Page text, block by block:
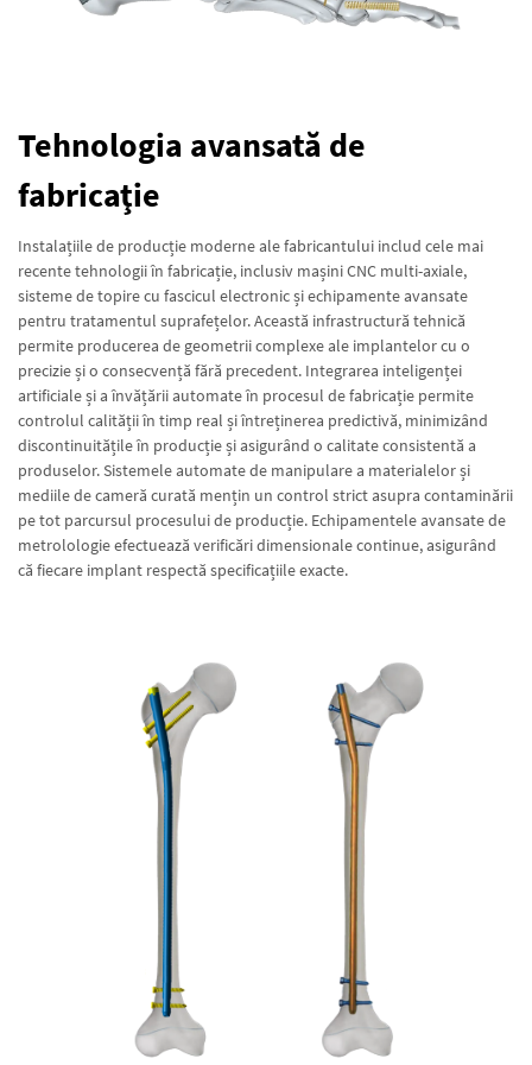
Tehnologia avansată de
fabricaţie
Instalațiile de producție moderne ale fabricantului includ cele mai
recente tehnologii în fabricație, inclusiv mașini CNC multi-axiale,
sisteme de topire cu fascicul electronic și echipamente avansate
pentru tratamentul suprafețelor. Această infrastructură tehnică
permite producerea de geometrii complexe ale implantelor cu o
precizie și o consecvență fără precedent. Integrarea inteligenței
artificiale și a învățării automate în procesul de fabricație permite
controlul calității în timp real și întreținerea predictivă, minimizând
discontinuitățile în producție și asigurând o calitate consistentă a
produselor. Sistemele automate de manipulare a materialelor și
mediile de cameră curată mențin un control strict asupra contaminării
pe tot parcursul procesului de producție. Echipamentele avansate de
metrolologie efectuează verificări dimensionale continue, asigurând
că fiecare implant respectă specificațiile exacte.